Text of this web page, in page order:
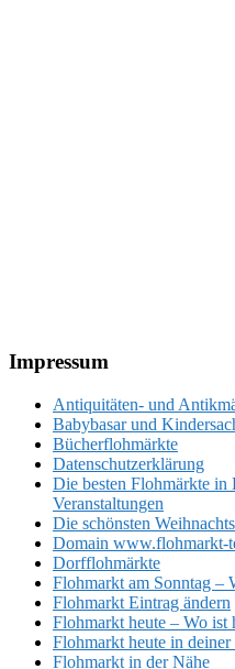
Footer
Impressum
Antiquitäten- und
Babybasar und
Bücherflohmärkte
Datenschutzerklärung
Die besten Flohmärkte in
Veranstaltungen
Die schönsten
Domain www.flohmarkt-
Dorfflohmärkte
Flohmarkt am Sonntag –
Flohmarkt Eintrag ändern
Flohmarkt heute – Wo ist
Flohmarkt heute in deiner
Flohmarkt in der Nähe